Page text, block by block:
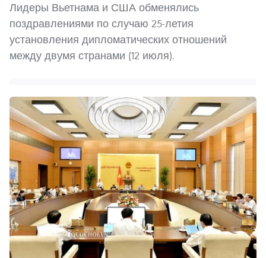
Лидеры Вьетнама и США обменялись
поздравлениями по случаю 25-летия
установления дипломатических отношений
между двумя странами (12 июля).